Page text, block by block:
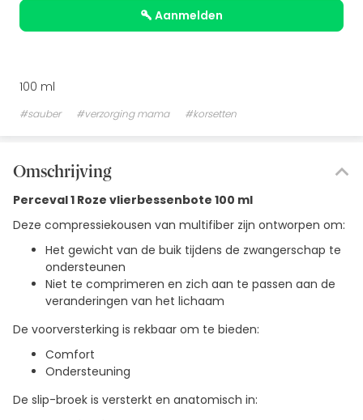
aanmelden
100 ml
#sauber #verzorging mama #korsetten
Omschrijving
Perceval 1 Roze vlierbessenbote 100 ml
Deze compressiekousen van multifiber zijn ontworpen om:
Het gewicht van de buik tijdens de zwangerschap te
ondersteunen
Niet te comprimeren en zich aan te passen aan de
veranderingen van het lichaam
De voorversterking is rekbaar om te bieden:
Comfort
Ondersteuning
De slip-broek is versterkt en anatomisch in: